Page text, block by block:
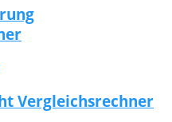
Vergleichsrechner